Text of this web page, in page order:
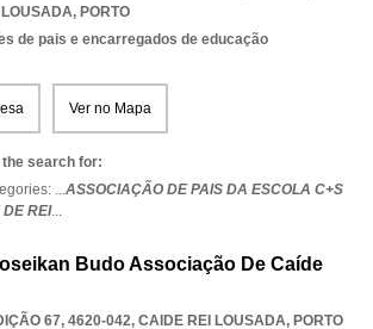
, PORTO
de pais e encarregados de educação
Ver no Mapa
the search for:
...ASSOCIAÇÃO DE PAIS DA ESCOLA C+S
REI...
Budo Associação De Caíde
67, 4620-042, CAIDE REI LOUSADA, PORTO